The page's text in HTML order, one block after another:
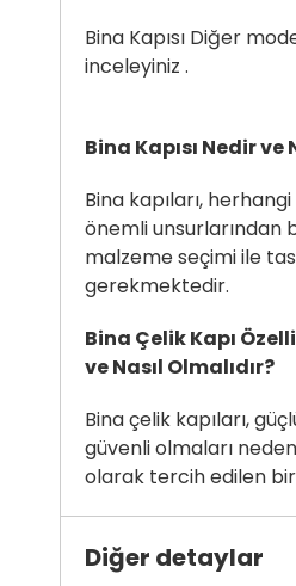
Bina Kapısı Diğer
inceleyiniz .
Bina Kapısı Nedir ve
Bina kapıları,
önemli unsurlarından
malzeme seçimi ile
gerekmektedir.
Bina Çelik Kapı
ve Nasıl Olmalıdır?
Bina çelik kapıları,
güvenli olmaları
olarak tercih edilen
Diğer detaylar